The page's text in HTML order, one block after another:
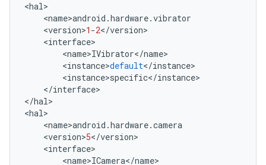
<hal>
<name>android .hardware.vibrator
<version>1 -2</version>
<interface>
<name>IVibrator</name>
<instance>default</instance>
<instance>specific</instance>
</interface>
</hal>
<hal>
<name>android .hardware.camera
<version>5</version>
<interface>
<name>ICamera</name>